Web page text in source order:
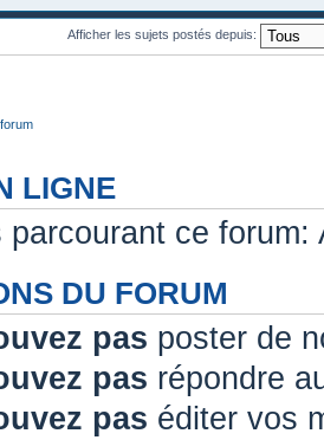
Afficher les sujets postés depuis:
LIGNE
parcourant ce
DU FORUM
pas poster de
pas répondre
pas éditer vos